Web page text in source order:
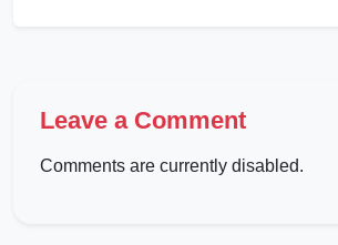
Leave a Comment
Comments are currently disabled.